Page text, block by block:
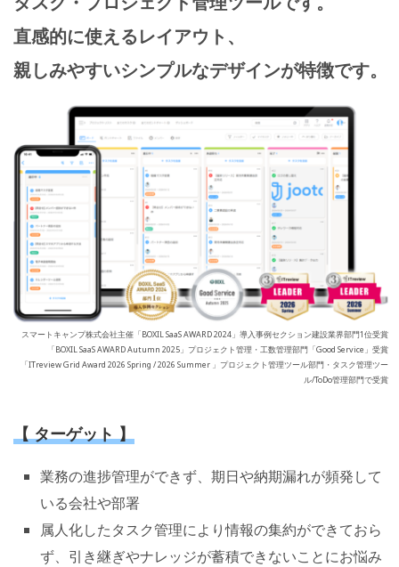
直感的に使えるレイアウト、
親しみやすいシンプルなデザインが特徴です。
スマートキャンプ株式会社主催「BOXIL SaaS AWARD 2024」導入事例セクション建設業界部門1位受賞
「BOXIL SaaS AWARD Autumn 2025」プロジェクト管理・工数管理部門「Good Service」受賞
「ITreview Grid Award 2026 Spring / 2026 Summer 」プロジェクト管理ツール部門・タスク管理ツー
ル/ToDo管理部門で受賞
【 ターゲット 】
業務の進捗管理ができず、期日や納期漏れが頻発して
いる会社や部署
属人化したタスク管理により情報の集約ができておら
ず、引き継ぎやナレッジが蓄積できないことにお悩み